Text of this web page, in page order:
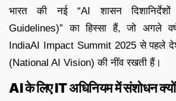
भारत की नई “AI शासन
Guidelines)” का हिस्सा हैं, जो अगले
IndiaAI Impact Summit 2025 से पहले देश
(National AI Vision) की नींव रखती हैं।
AI के लिए IT अधिनियम में संशोधन